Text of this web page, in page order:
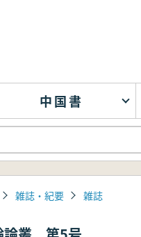
中国書
雑誌・紀要 雑誌